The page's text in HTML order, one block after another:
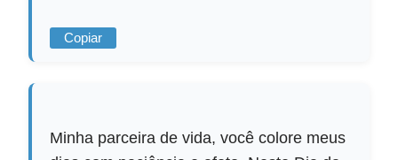
Copiar
Minha parceira de vida, você colore meus